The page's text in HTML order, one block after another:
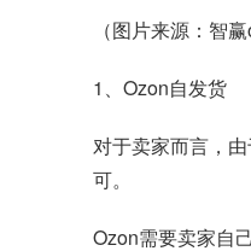
（图片来源：智
1、Ozon自发货
对于卖家而言，
可。
Ozon需要卖家自